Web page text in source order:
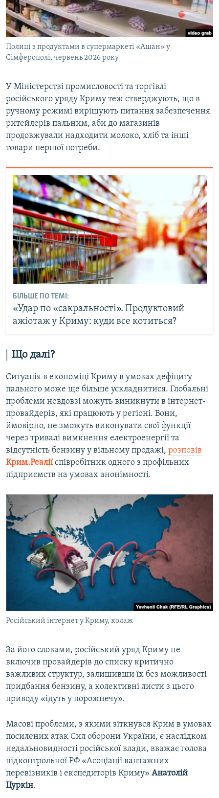
Полиці з продуктами в супермаркеті «Ашан» у
Сімферополі, червень 2026 року
У Міністерстві промисловості та торгівлі
російського уряду Криму теж стверджують, що в
ручному режимі вирішують питання забезпечення
ритейлерів пальним, аби до магазинів
продовжували надходити молоко, хліб та інші
товари першої потреби.
БІЛЬШЕ ПО ТЕМІ:
«Удар по «сакральності». Продуктовий
ажіотаж у Криму: куди все котиться?
Що далі?
Ситуація в економіці Криму в умовах дефіциту
пального може ще більше ускладнитися. Глобальні
проблеми невдовзі можуть виникнути в інтернет-
провайдерів, які працюють у регіоні. Вони,
ймовірно, не зможуть виконувати свої функції
через тривалі вимкнення електроенергії та
відсутність бензину у вільному продажі, розповів
Крим.Реаліїспівробітник одного з профільних
підприємств на умовах анонімності.
Російський інтернет у Криму, колаж
За його словами, російський уряд Криму не
включив провайдерів до списку критично
важливих структур, залишивши їх без можливості
придбання бензину, а колективні листи з цього
приводу «ідуть у порожнечу».
Масові проблеми, з якими зіткнувся Крим в умовах
посилених атак Сил оборони України, є наслідком
недальновидності російської влади, вважає голова
підконтрольної РФ «Асоціації вантажних
перевізників і експедиторів Криму» Анатолій
Цуркін.